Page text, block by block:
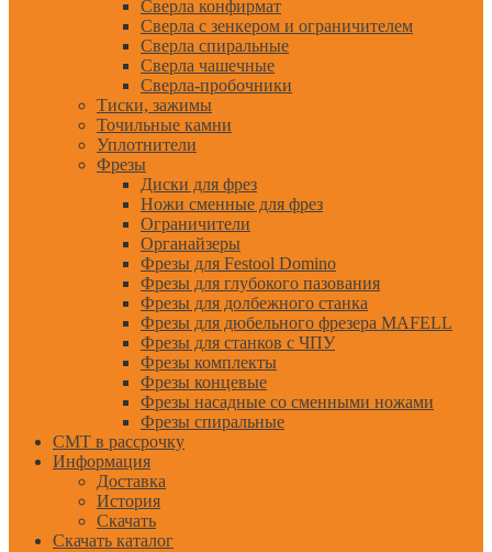
Сверла конфирмат
Сверла с зенкером и ограничителем
Сверла спиральные
Сверла чашечные
Сверла-пробочники
Тиски, зажимы
Точильные камни
Уплотнители
Фрезы
Диски для фрез
Ножи сменные для фрез
Ограничители
Органайзеры
Фрезы для Festool Domino
Фрезы для глубокого пазования
Фрезы для долбежного станка
Фрезы для дюбельного фрезера MAFELL
Фрезы для станков с ЧПУ
Фрезы комплекты
Фрезы концевые
Фрезы насадные со сменными ножами
Фрезы спиральные
CMT в рассрочку
Информация
Доставка
История
Скачать
Скачать каталог